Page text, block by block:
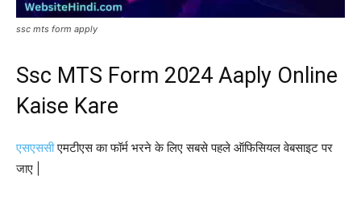
ssc mts form apply
Ssc MTS Form 2024 Aaply Online
Kaise Kare
एसएससीएमटीएस का फॉर्म भरने के लिए सबसे पहले ऑफिसियल वेबसाइट पर
जाए |